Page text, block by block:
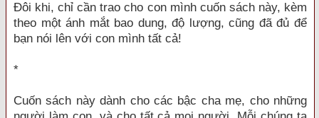
Đôi khi, chỉ cần trao cho con mình cuốn sách này, kèm
theo một ánh mắt bao dung, độ lượng, cũng đã đủ để
bạn nói lên với con mình tất cả!
*
Cuốn sách này dành cho các bậc cha mẹ, cho những